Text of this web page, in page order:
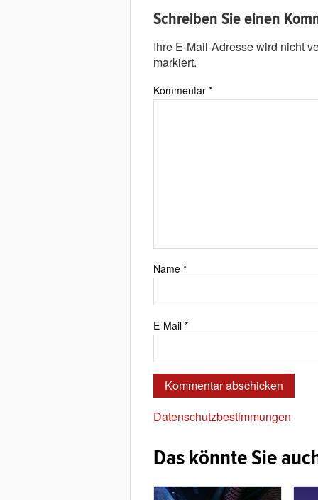
Schreiben Sie einen
Ihre E-Mail-Adresse wird nicht
markiert.
Kommentar *
Name *
E-Mail *
Datenschutzbestimmungen
Das könnte Sie